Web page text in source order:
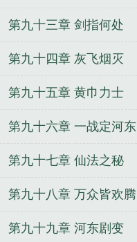
第九十三章 剑指何处
第九十四章 灰飞烟灭
第九十五章 黄巾力士
第九十六章 一战定河东
第九十七章 仙法之秘
第九十八章 万众皆欢腾
第九十九章 河东剧变